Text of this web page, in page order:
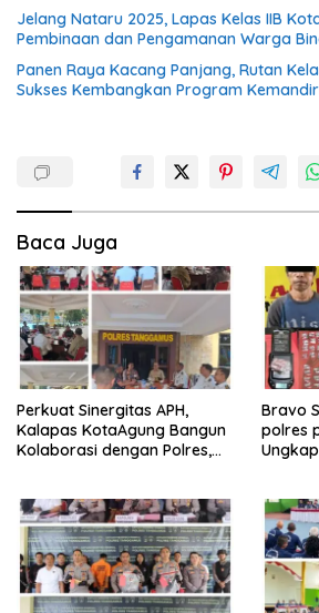
Jelang Nataru 2025, Lapas Kelas IIB
Pembinaan dan Pengamanan Warga
Panen Raya Kacang Panjang, Rutan
Sukses Kembangkan Program
Baca Juga
Perkuat Sinergitas APH,
Kalapas KotaAgung Bangun
Kolaborasi dengan Polres,
Lapas
Bravo
polres